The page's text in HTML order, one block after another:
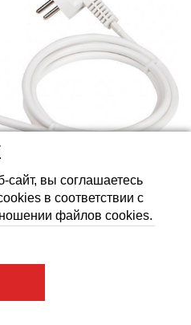
A 8,5 / 1,0 J 230 G1¼
сайт, вы соглашаетесь
в соответствии с
файлов cookies.